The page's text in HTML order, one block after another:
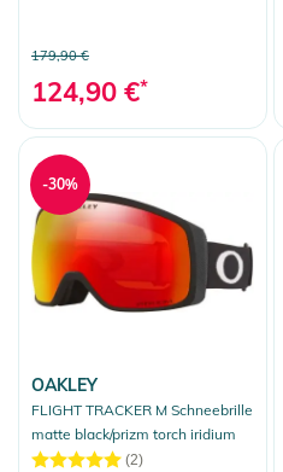
179,90 €
124,90 €*
OAKLEY
FLIGHT TRACKER M Schneebrille
matte black/prizm torch iridium
(2)
-30%